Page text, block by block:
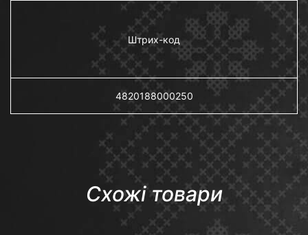
Штрих-код
4820188000250
Схожі товари